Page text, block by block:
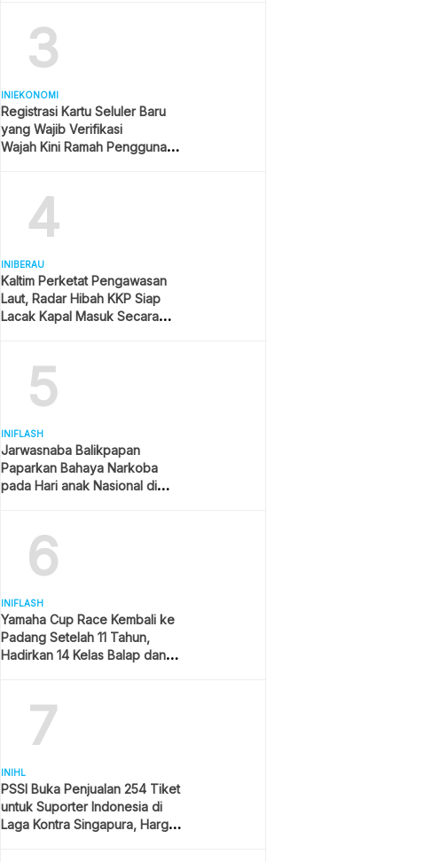
3
INIEKONOMI
Registrasi Kartu Seluler Baru
yang Wajib Verifikasi
Wajah Kini Ramah Pengguna
4
INIBERAU
Kaltim Perketat Pengawasan
Laut, Radar Hibah KKP Siap
Lacak Kapal Masuk Secara
5
INIFLASH
Jarwasnaba Balikpapan
Paparkan Bahaya Narkoba
pada Hari anak Nasional di
6
INIFLASH
Yamaha Cup Race Kembali ke
Padang Setelah 11 Tahun,
Hadirkan 14 Kelas Balap dan
7
INIHL
PSSI Buka Penjualan 254 Tiket
untuk Suporter Indonesia di
Laga Kontra Singapura, Harga